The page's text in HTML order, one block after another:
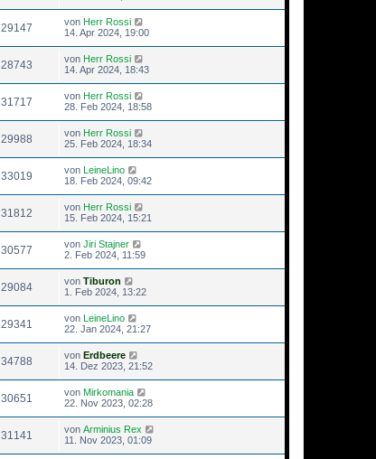
29147 von Herr Rossi
14. Apr 2024, 19:00
28743 von Herr Rossi
14. Apr 2024, 18:43
31717 von Herr Rossi
28. Feb 2024, 18:58
29988 von Herr Rossi
25. Feb 2024, 18:34
33019 von LeineLino
18. Feb 2024, 09:42
31812 von Herr Rossi
15. Feb 2024, 15:21
30577 von Jiri Stajner
2. Feb 2024, 11:59
29084 von Tiburon
1. Feb 2024, 13:22
29341 von LeineLino
22. Jan 2024, 21:27
34788 von Erdbeere
14. Dez 2023, 21:52
30651 von Mirkomania
22. Nov 2023, 02:28
31141 von Arminius Rex
11. Nov 2023, 01:09